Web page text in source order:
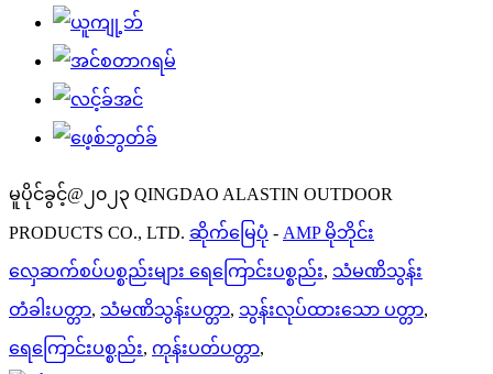
မူပိုင်ခွင့်@၂၀၂၃ QINGDAO ALASTIN OUTDOOR
PRODUCTS CO., LTD. ဆိုက်မြေပုံ - AMP မိုဘိုင်း
လှေဆက်စပ်ပစ္စည်းများ ရေကြောင်းပစ္စည်း, သံမဏိသွန်း
တံခါးပတ္တာ, သံမဏိသွန်းပတ္တာ, သွန်းလုပ်ထားသော ပတ္တာ,
ရေကြောင်းပစ္စည်း, ကုန်းပတ်ပတ္တာ,